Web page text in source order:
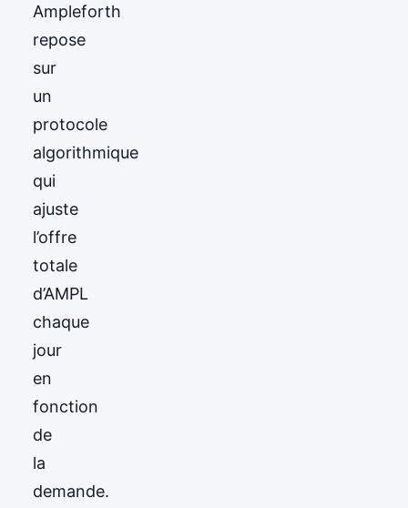
Ampleforth
repose
sur
un
protocole
algorithmique
qui
ajuste
l’offre
totale
d’AMPL
chaque
jour
en
fonction
de
la
demande.